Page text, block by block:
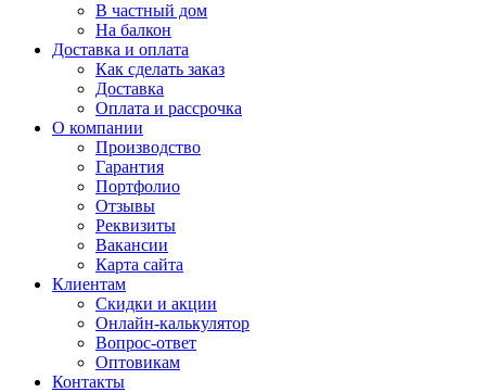
В частный дом
На балкон
Доставка и оплата
Как сделать заказ
Доставка
Оплата и рассрочка
О компании
Производство
Гарантия
Портфолио
Отзывы
Реквизиты
Вакансии
Карта сайта
Клиентам
Скидки и акции
Онлайн-калькулятор
Вопрос-ответ
Оптовикам
Контакты